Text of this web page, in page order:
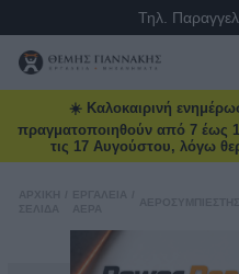
Τηλ.
ΠΡΟΪΌΝΤΑ
ΠΡΟΣΦΟΡΈΣ
ΕΠΙΚΟΙΝΩΝΊΑ
☀️ Καλοκαιρινή
πραγματοποιηθούν από 7 έως
τις 17 Αυγούστου, λόγω